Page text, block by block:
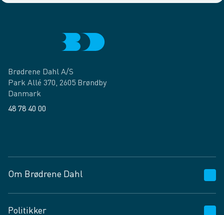
Brødrene Dahl A/S
Park Allé 370, 2605 Brøndby
Danmark
48 78 40 00
Om Brødrene Dahl
Politikker